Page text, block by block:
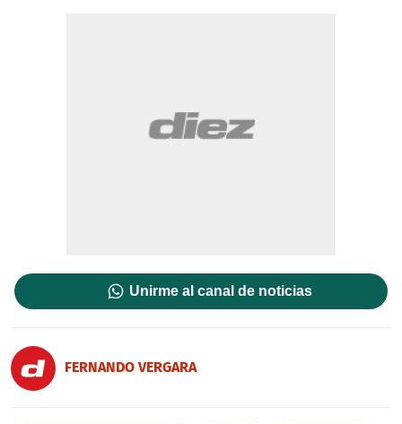
Unirme al canal de noticias
FERNANDO VERGARA